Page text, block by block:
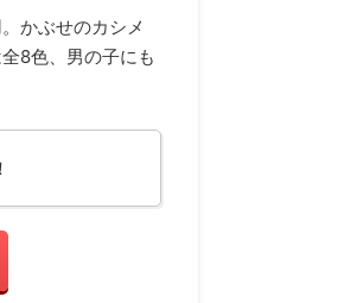
かぶせのカシメ
8色、男の子にも